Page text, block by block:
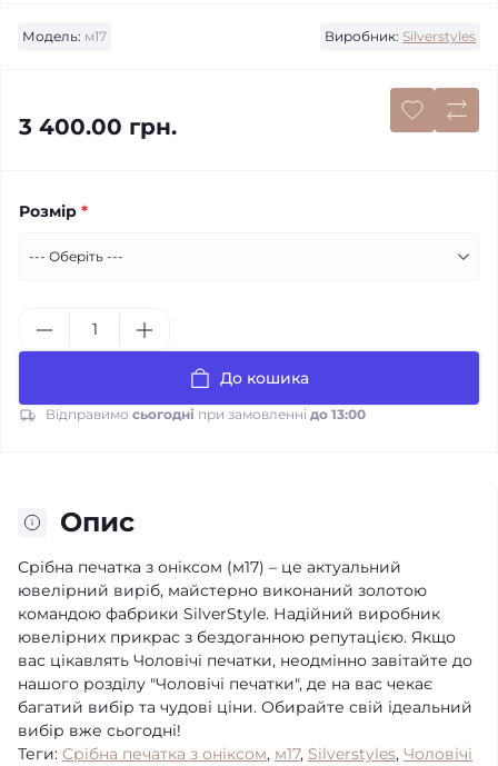
Модель: м17 Виробник: Silverstyles
3 400.00 грн.
Розмір *
До кошика
Відправимо сьогодні при замовленні до 13:00
Опис
Срібна печатка з оніксом (м17) – це актуальний
ювелірний виріб, майстерно виконаний золотою
командою фабрики SilverStyle. Надійний виробник
ювелірних прикрас з бездоганною репутацією. Якщо
вас цікавлять Чоловічі печатки, неодмінно завітайте до
нашого розділу "Чоловічі печатки", де на вас чекає
багатий вибір та чудові ціни. Обирайте свій ідеальний
вибір вже сьогодні!
Теги: Срібна печатка з оніксом, м17, Silverstyles, Чоловічі